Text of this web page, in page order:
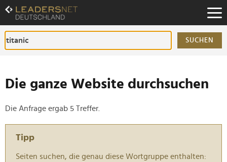
Zum
Inhalt
Zur
Fußzeilen-
Navigation
SUCHEN
Die ganze Website durchsuchen
Die Anfrage ergab 5 Treffer.
Tipp
Seiten suchen, die genau diese Wortgruppe enthalten: